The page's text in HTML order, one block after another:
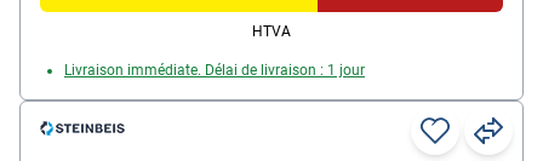
HTVA
Livraison immédiate. Délai de livraison : 1 jour